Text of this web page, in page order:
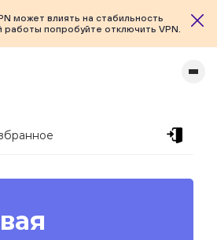
может влиять на стабильность
работы попробуйте отключить VPN.